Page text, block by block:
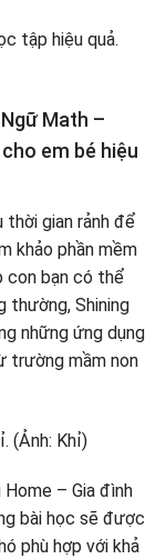
Math –
em bé hiệu
thời gian rảnh để
khảo phần mềm
con bạn có thể
thường, Shining
những ứng dụng
trường mầm non
– Gia đình
bài học sẽ được
phù hợp với khả